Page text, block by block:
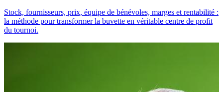
Stock, fournisseurs, prix, équipe de bénévoles, marges et rentabilité :
la méthode pour transformer la buvette en véritable centre de profit
du tournoi.